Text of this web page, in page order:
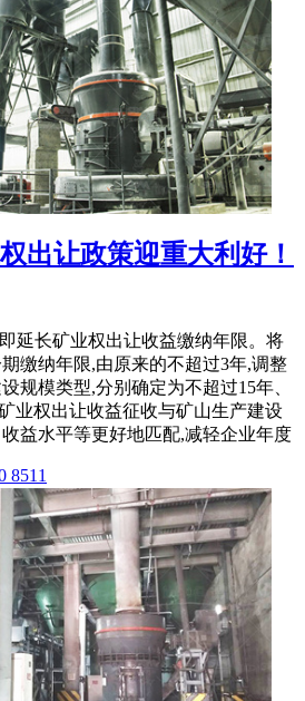
出让政策迎重大利好！
延长矿业权出让收益缴纳年限。将
缴纳年限,由原来的不超过3年,调整
规模类型,分别确定为不超过15年、
业权出让收益征收与矿山生产建设
益水平等更好地匹配,减轻企业年度
8511